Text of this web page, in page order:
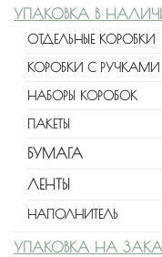
УПАКОВКА В
ОТДЕЛЬНЫЕ КОРОБКИ
КОРОБКИ С РУЧКАМИ
НАБОРЫ КОРОБОК
ПАКЕТЫ
БУМАГА
ЛЕНТЫ
НАПОЛНИТЕЛЬ
УПАКОВКА НА